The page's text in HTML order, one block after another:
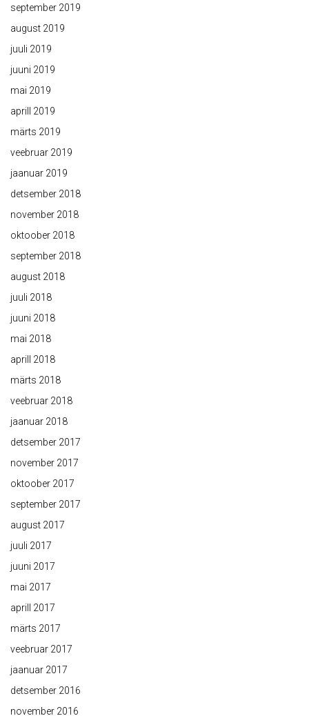
september 2019
august 2019
juuli 2019
juuni 2019
mai 2019
aprill 2019
märts 2019
veebruar 2019
jaanuar 2019
detsember 2018
november 2018
oktoober 2018
september 2018
august 2018
juuli 2018
juuni 2018
mai 2018
aprill 2018
märts 2018
veebruar 2018
jaanuar 2018
detsember 2017
november 2017
oktoober 2017
september 2017
august 2017
juuli 2017
juuni 2017
mai 2017
aprill 2017
märts 2017
veebruar 2017
jaanuar 2017
detsember 2016
november 2016